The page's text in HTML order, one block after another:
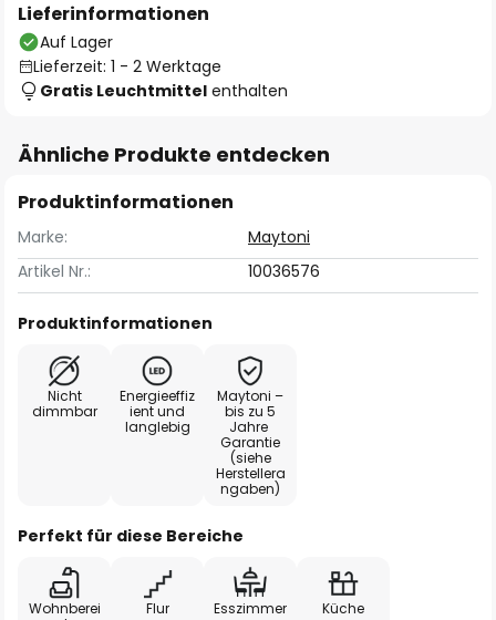
Lieferinformationen
Auf Lager
Lieferzeit: 1 - 2 Werktage
Gratis Leuchtmittel enthalten
Ähnliche Produkte entdecken
Produktinformationen
Marke:
Maytoni
Artikel Nr.:
10036576
Produktinformationen
Nicht
dimmbar
Energieeffiz
ient und
langlebig
Maytoni –
bis zu 5
Jahre
Garantie
(siehe
Herstellera
ngaben)
Perfekt für diese Bereiche
Wohnberei
Flur Esszimmer Küche